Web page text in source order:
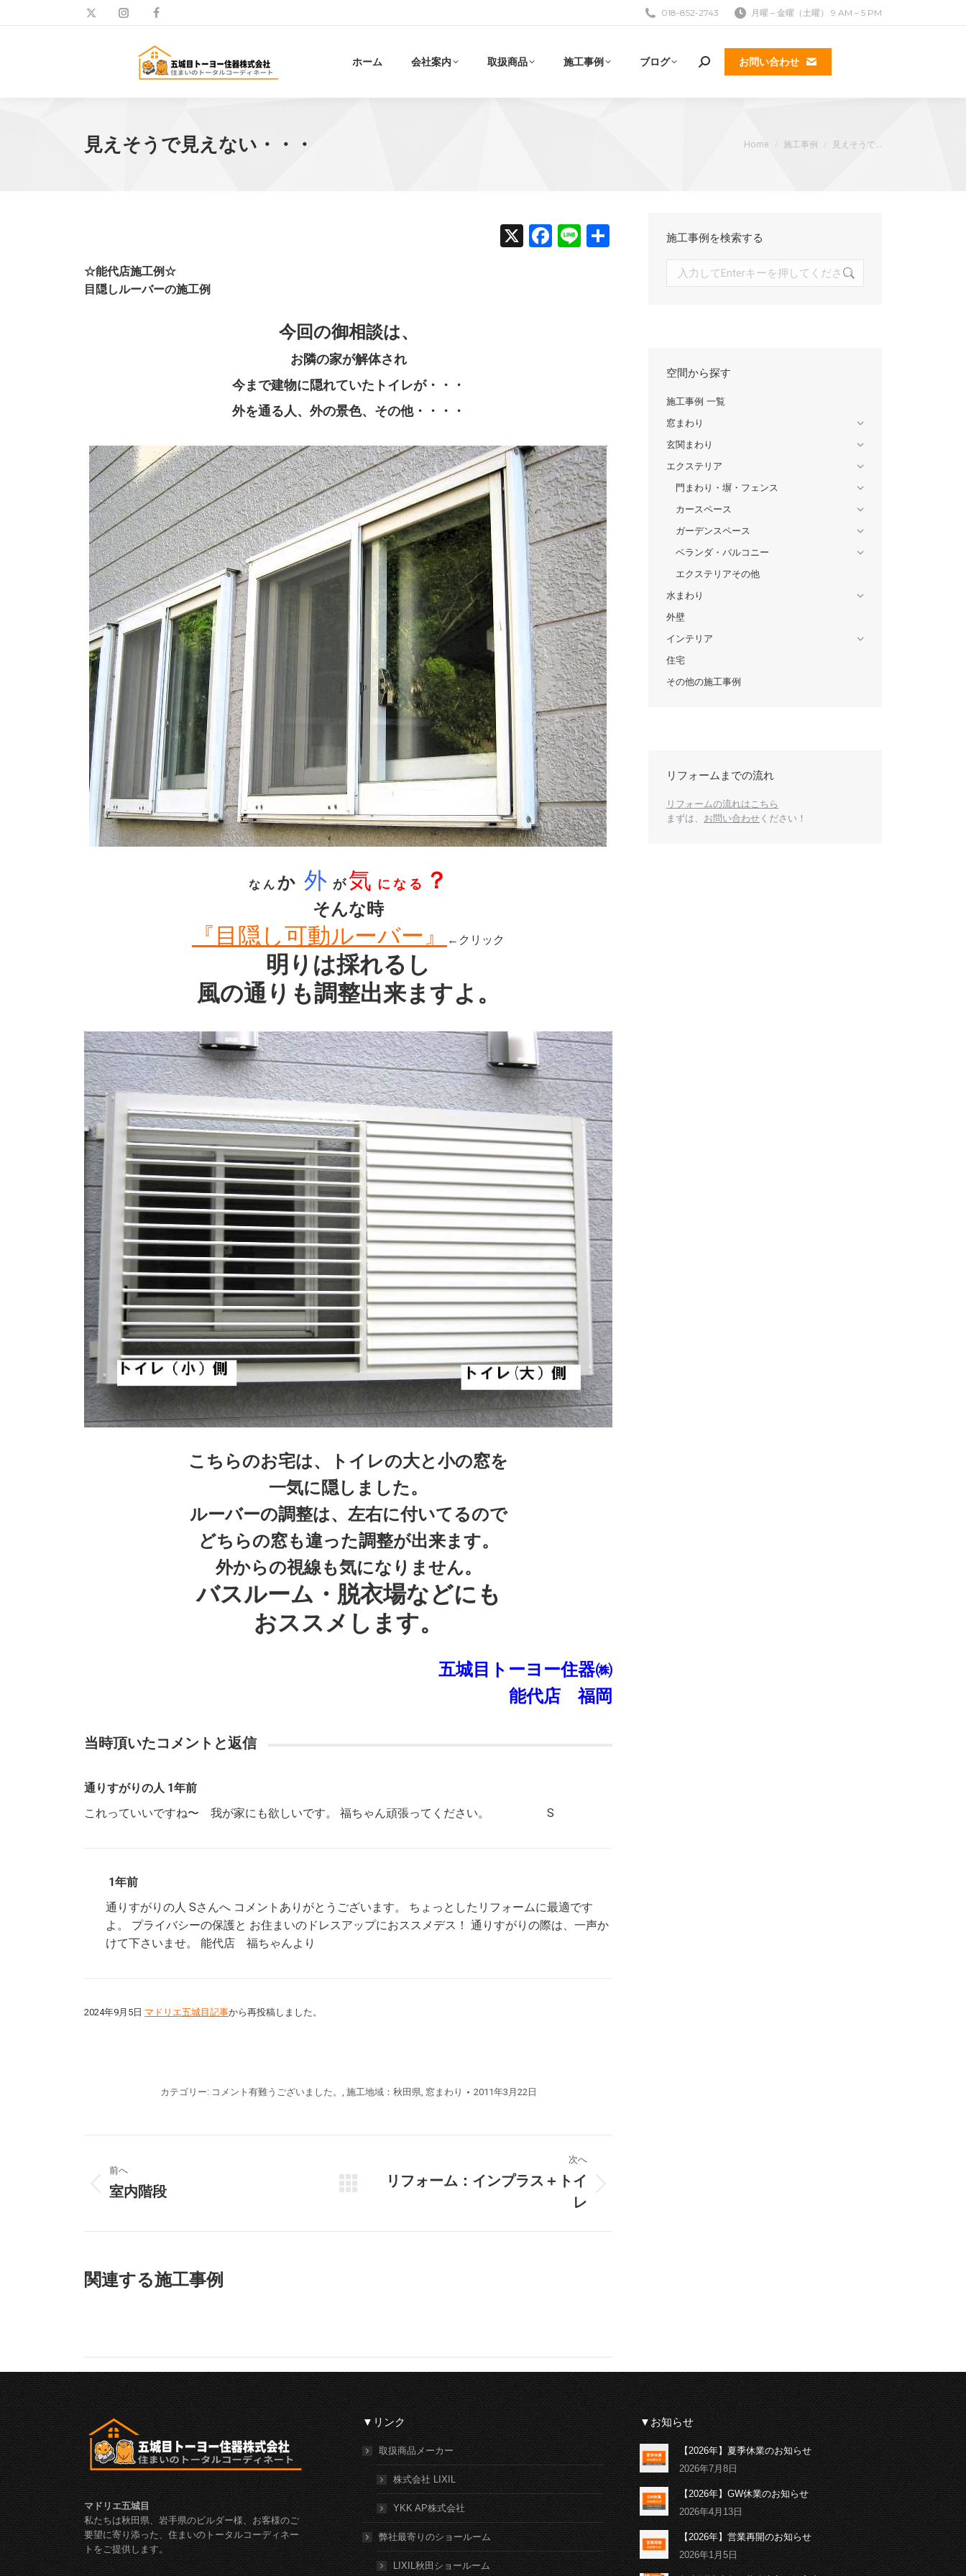
018-852-2743 月曜 – 金曜（土曜） 9 AM – 5 PM
ホーム 会社案内 取扱商品 施工事例 ブログ
検
お問い合わせ
見えそうで見えない・・・ 現在地:
Home 施工事例 見えそうで…
X Facebook
Line
☆能代店施工例☆
目隠しルーバーの施工例
今回の御相談は、
お隣の家が解体され
今まで建物に隠れていたトイレが・・・
外を通る人、外の景色、その他・・・・
な ん か 外 が気 に な る ？
そんな時
『目隠し可動ルーバー』 ←クリック
明りは採れるし
風の通りも調整出来ますよ。
こちらのお宅は、トイレの大と小の窓を
一気に隠しました。
ルーバーの調整は、左右に付いてるので
どちらの窓も違った調整が出来ます。
外からの視線も気になりません。
バスルーム・脱衣場などにも
おススメします。
五城目トーヨー住器㈱
能代店 福岡
当時頂いたコメントと返信
通りすがりの人 1年前
これっていいですね〜 我が家にも欲しいです。 福ちゃん頑張ってください。 S
1年前
通りすがりの人 Sさんへ コメントありがとうございます。 ちょっとしたリフォームに最適です
よ。 プライバシーの保護と お住まいのドレスアップにおススメデス！ 通りすがりの際は、一声か
けて下さいませ。 能代店 福ちゃんより
2024年9月5日 マドリエ五城目記事から再投稿しました。
カテゴリー: コメント有難うございました。 , 施工地域：秋田県, 窓まわり 2011年3月22日
ロ
ク
ナ
ビ
ゲ
ー
シ
ョ
ン
前へ
前
ェ
室内階段
次へ
リフォーム：インプラス＋トイ
レ
関連する施工事例
施工事例を検索する
空間から探す
施工事例 一覧
窓まわり
玄関まわり
エクステリア
門まわり・塀・フェンス
カースペース
ガーデンスペース
ベランダ・バルコニー
エクステリアその他
水まわり
外壁
インテリア
住宅
その他の施工事例
リフォームまでの流れ
リフォームの流れはこちら
まずは、 お問い合わせ ください！
マドリエ五城目
私たちは秋田県、岩手県のビルダー様、お客様のご
要望に寄り添った、住まいのトータルコーディネー
トをご提供します。
▼リンク
取扱商品メーカー
株式会社 LIXIL
YKK AP株式会社
弊社最寄りのショールーム
LIXIL秋田ショールーム
▼お知らせ
【2026年】夏季休業のお知らせ
2026年7月8日
【2026年】GW休業のお知らせ
2026年4月13日
【2026年】営業再開のお知らせ
2026年1月5日